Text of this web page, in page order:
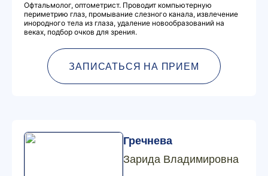
Офтальмолог, оптометрист. Проводит компьютерную
периметрию глаз, промывание слезного канала, извлечение
инородного тела из глаза, удаление новообразований на
веках, подбор очков для зрения.
ЗАПИСАТЬСЯ НА ПРИЕМ
Гречнева
Зарида Владимировна